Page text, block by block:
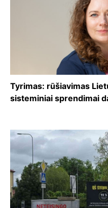
Tyrimas: rūšiavimas
sisteminiai sprendimai